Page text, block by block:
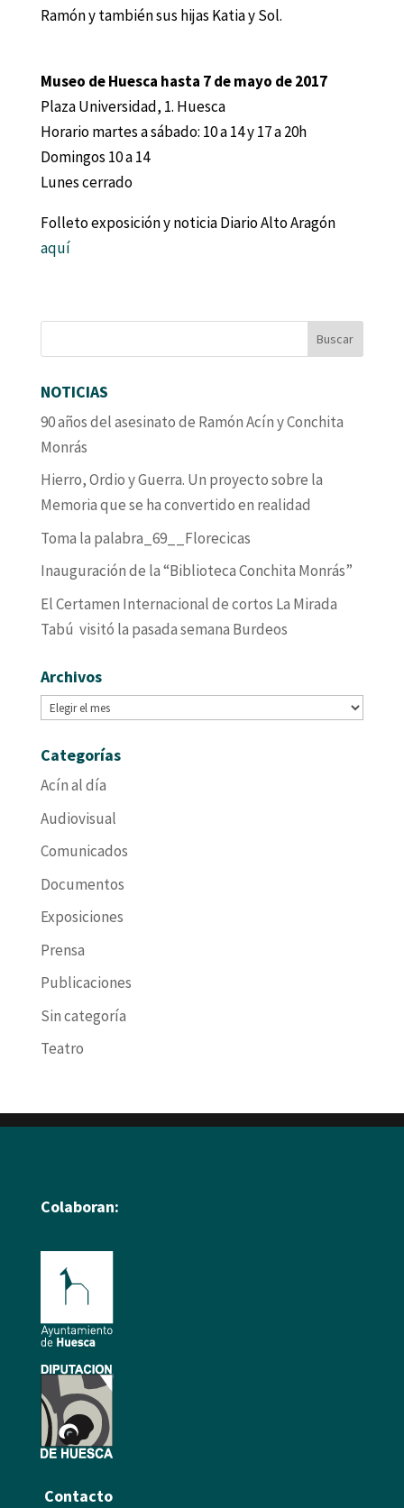
Ramón y también sus hijas Katia y Sol.
Museo de Huesca hasta 7 de mayo de 2017
Plaza Universidad, 1. Huesca
Horario martes a sábado: 10 a 14 y 17 a 20h
Domingos 10 a 14
Lunes cerrado
Folleto exposición y noticia Diario Alto Aragón
aquí
NOTICIAS
90 años del asesinato de Ramón Acín y Conchita
Monrás
Hierro, Ordio y Guerra. Un proyecto sobre la
Memoria que se ha convertido en realidad
Toma la palabra_69__Florecicas
Inauguración de la “Biblioteca Conchita Monrás”
El Certamen Internacional de cortos La Mirada
Tabú visitó la pasada semana Burdeos
Archivos
Archivos
Categorías
Acín al día
Audiovisual
Comunicados
Documentos
Exposiciones
Prensa
Publicaciones
Sin categoría
Teatro
Colaboran:
Contacto